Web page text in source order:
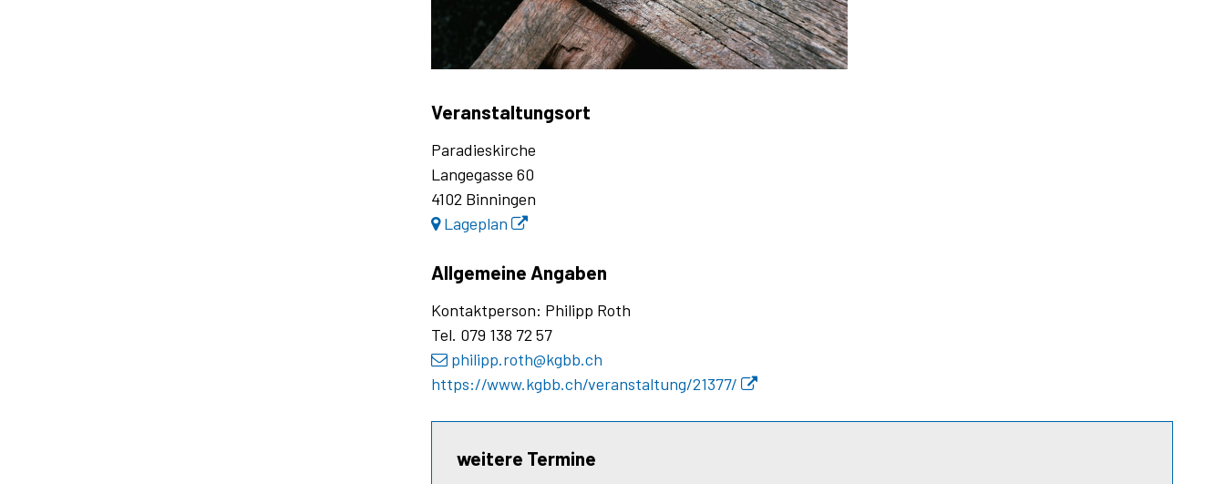
Veranstaltungsort
Paradieskirche
Langegasse 60
4102 Binningen
Lageplan
Allgemeine Angaben
Kontaktperson: Philipp Roth
Tel. 079 138 72 57
philipp.roth@kgbb.ch
https://www.kgbb.ch/veranstaltung/21377/
weitere Termine